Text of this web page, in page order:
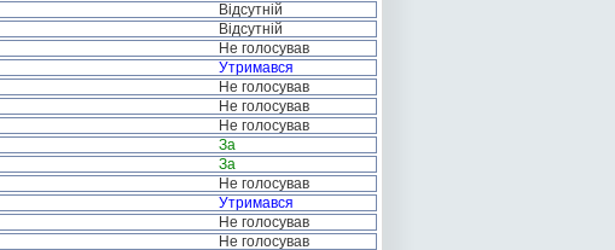
Відсутній
Відсутній
Не голосував
Утримався
Не голосував
Не голосував
Не голосував
За
За
Не голосував
Утримався
Не голосував
Не голосував